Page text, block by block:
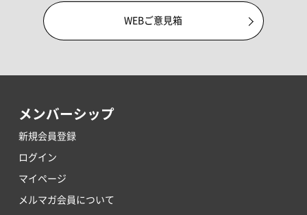
WEBご意見箱
メンバーシップ
新規会員登録
ログイン
マイページ
メルマガ会員について